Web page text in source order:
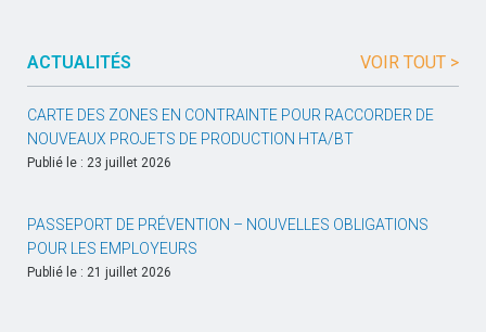
ACTUALITÉS VOIR TOUT >
CARTE DES ZONES EN CONTRAINTE POUR RACCORDER DE
NOUVEAUX PROJETS DE PRODUCTION HTA/BT
Publié le : 23 juillet 2026
PASSEPORT DE PRÉVENTION – NOUVELLES OBLIGATIONS
POUR LES EMPLOYEURS
Publié le : 21 juillet 2026